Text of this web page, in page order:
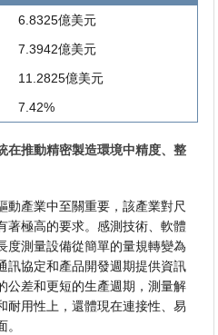
6.8325億美元
7.3942億美元
11.2825億美元
7.42%
在推動精密製造環境中精度、整
動產業中至關重要，該產業對尺
著極高的要求。感測技術、軟體
度測量設備從簡單的量規轉變為
訊協定和產品開發週期提供資訊
公差和更短的生產週期，測量解
耐用性上，還體現在連接性、易